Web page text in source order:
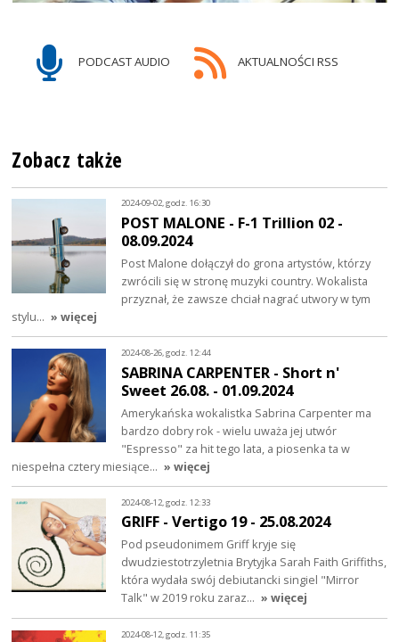
PODCAST AUDIO AKTUALNOŚCI RSS
Zobacz także
2024-09-02, godz. 16:30
POST MALONE - F-1 Trillion 02 -
08.09.2024
Post Malone dołączył do grona artystów, którzy
zwrócili się w stronę muzyki country. Wokalista
przyznał, że zawsze chciał nagrać utwory w tym
stylu… » więcej
2024-08-26, godz. 12:44
SABRINA CARPENTER - Short n'
Sweet 26.08. - 01.09.2024
Amerykańska wokalistka Sabrina Carpenter ma
bardzo dobry rok - wielu uważa jej utwór
"Espresso" za hit tego lata, a piosenka ta w
niespełna cztery miesiące… » więcej
2024-08-12, godz. 12:33
GRIFF - Vertigo 19 - 25.08.2024
Pod pseudonimem Griff kryje się
dwudziestotrzyletnia Brytyjka Sarah Faith Griffiths,
która wydała swój debiutancki singiel "Mirror
Talk" w 2019 roku zaraz… » więcej
2024-08-12, godz. 11:35